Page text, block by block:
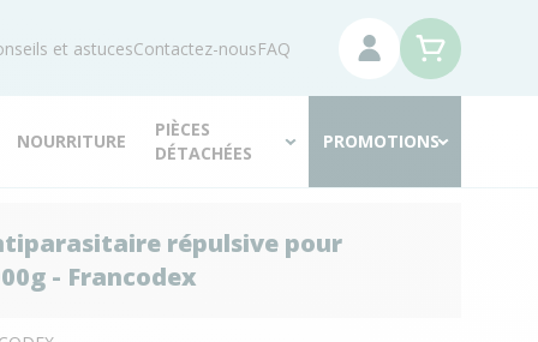
et astucesContactez-nousFAQ
NOURRITURE
PIÈCES
DÉTACHÉES
PROMOTIONS
répulsive pour
- Francodex